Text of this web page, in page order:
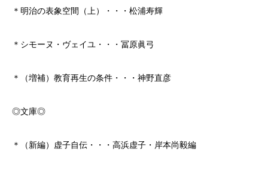
＊明治の表象空間（上）・・・松浦寿輝
＊シモーヌ・ヴェイユ・・・冨原眞弓
＊（増補）教育再生の条件・・・神野直彦
◎文庫◎
＊（新編）虚子自伝・・・高浜虚子・岸本尚毅編